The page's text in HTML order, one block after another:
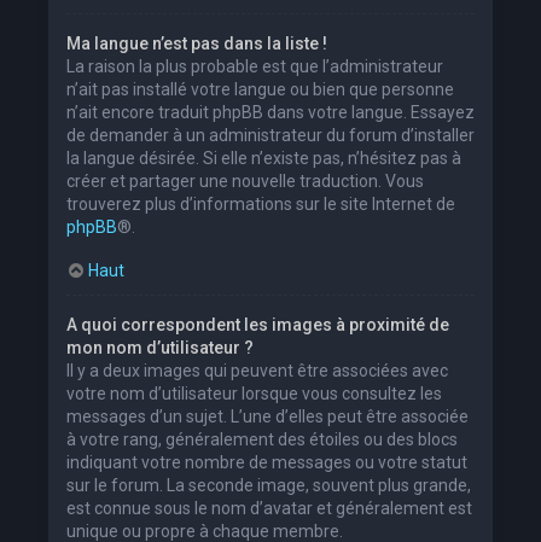
Ma langue n’est pas dans la liste !
La raison la plus probable est que l’administrateur
n’ait pas installé votre langue ou bien que personne
n’ait encore traduit phpBB dans votre langue. Essayez
de demander à un administrateur du forum d’installer
la langue désirée. Si elle n’existe pas, n’hésitez pas à
créer et partager une nouvelle traduction. Vous
trouverez plus d’informations sur le site Internet de
phpBB®.
Haut
A quoi correspondent les images à proximité de
mon nom d’utilisateur ?
Il y a deux images qui peuvent être associées avec
votre nom d’utilisateur lorsque vous consultez les
messages d’un sujet. L’une d’elles peut être associée
à votre rang, généralement des étoiles ou des blocs
indiquant votre nombre de messages ou votre statut
sur le forum. La seconde image, souvent plus grande,
est connue sous le nom d’avatar et généralement est
unique ou propre à chaque membre.